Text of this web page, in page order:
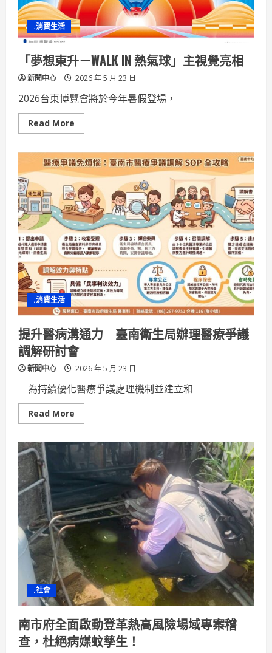
卿、
陳
言
寧、
佳
霓
熱
力
唱
.消費生活
「夢想東升－WALK IN 熱氣球」主視覺亮相
新聞中心 2026 年 5 月 23 日
2026台東博覽會將於今年暑假登場，
Read More
more
想
東
升
－
WALK
IN
熱
氣
球」
主
視
覺
亮
相
.消費生活
提升醫病溝通力 臺南衛生局辦理醫療爭議
調解研討會
新聞中心 2026 年 5 月 23 日
為持續優化醫療爭議處理機制並建立和
Read More
more
升
醫
溝
通
力
南
衛
生
局
理
醫
療
爭
議
調
解
研
討
會
.社會
南市府全面啟動登革熱高風險場域專案稽
查，杜絕病媒蚊孳生！